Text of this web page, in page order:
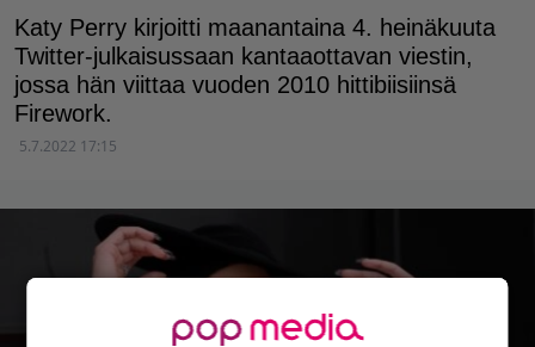
Katy Perry kirjoitti maanantaina 4. heinäkuuta
Twitter-julkaisussaan kantaaottavan viestin,
jossa hän viittaa vuoden 2010 hittibiisiinsä
Firework.
5.7.2022 17:15